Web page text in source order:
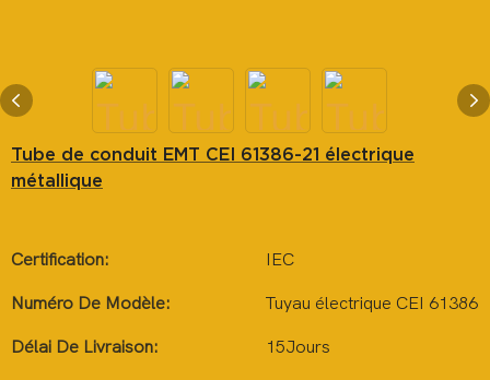
Tube de conduit EMT CEI 61386-21 électrique
métallique
Certification: IEC
Numéro De Modèle: Tuyau électrique CEI 61386
Délai De Livraison: 15Jours